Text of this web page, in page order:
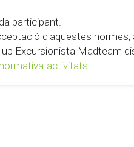
participant.
d'aquestes
Excursionista Madteam
activitats